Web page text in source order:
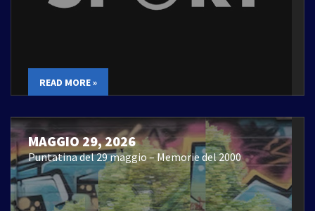
READ MORE »
MAGGIO 29, 2026
Puntatina del 29 maggio – Memorie del 2000